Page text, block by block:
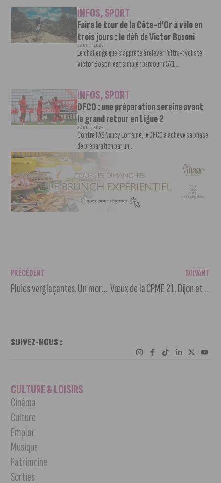
INFOS,SPORT
Faire le tour de la Côte-d’Or à vélo en
trois jours : le défi de Victor Bosoni
5 AOÛT, 2026
Le challenge que s’apprête à relever l’ultra-cycliste
Victor Bosoni est simple : parcourir 571...
INFOS,SPORT
DFCO : une préparation sereine avant
le grand retour en Ligue 2
3 AOÛT, 2026
Contre l’AS Nancy Lorraine, le DFCO a achevé sa phase
de préparation par un...
PRÉCÉDENT
Pluies verglaçantes. Un mort et une trentaine de blessés en Côte-d’Or
SUIVANT
Vœux de la CPME 21. Dijon et les entreprises renforcent leur partenariat
SUIVEZ-NOUS :
CULTURE & LOISIRS
Cinéma
Culture
Emploi
Musique
Patrimoine
Sorties